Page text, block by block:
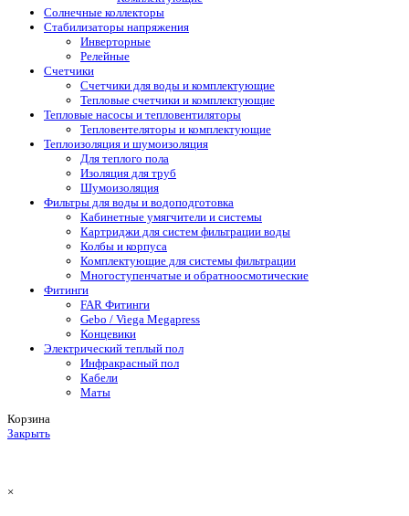
Солнечные коллекторы
Стабилизаторы напряжения
Инверторные
Релейные
Счетчики
Счетчики для воды и комплектующие
Тепловые счетчики и комплектующие
Тепловые насосы и тепловентиляторы
Тепловентеляторы и комплектующие
Теплоизоляция и шумоизоляция
Для теплого пола
Изоляция для труб
Шумоизоляция
Фильтры для воды и водоподготовка
Кабинетные умягчители и системы
Картриджи для систем фильтрации воды
Колбы и корпуса
Комплектующие для системы фильтрации
Многоступенчатые и обратноосмотические
Фитинги
FAR Фитинги
Gebo / Viega Megapress
Концевики
Электрический теплый пол
Инфракрасный пол
Кабели
Маты
Корзина
Закрыть
×